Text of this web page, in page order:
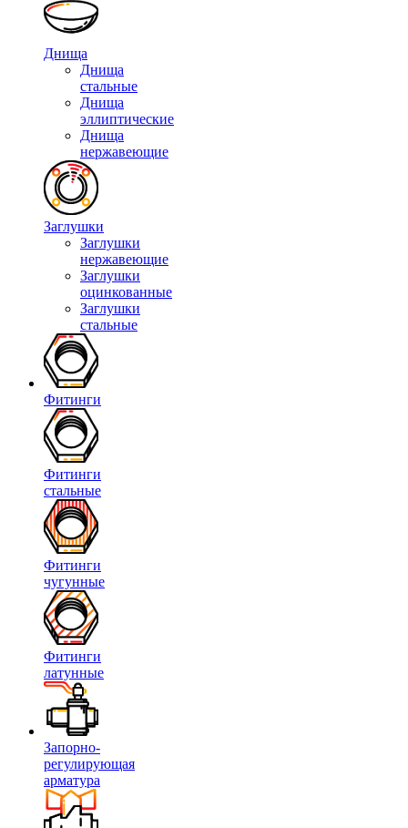
Днища
Днища
стальные
Днища
эллиптические
Днища
нержавеющие
Заглушки
Заглушки
нержавеющие
Заглушки
оцинкованные
Заглушки
стальные
Фитинги
Фитинги
стальные
Фитинги
чугунные
Фитинги
латунные
Запорно-
регулирующая
арматура